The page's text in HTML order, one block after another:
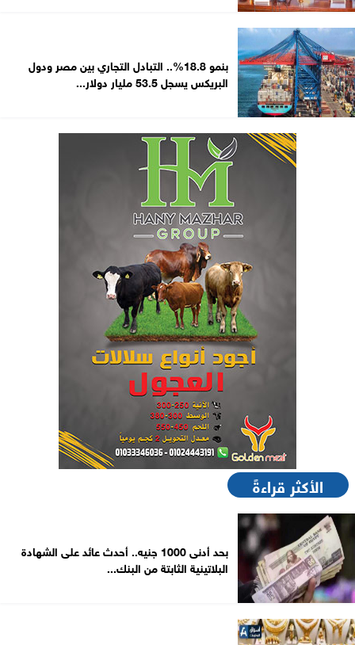
بنمو 18.8%.. التبادل التجاري بين مصر ودول
البريكس يسجل 53.5 مليار دولار...
الأكثر قراءةً
بحد أدنى 1000 جنيه.. أحدث عائد على الشهادة
البلاتينية الثابتة من البنك...